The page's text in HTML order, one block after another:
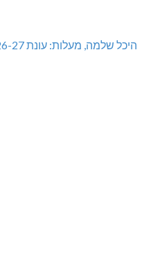
היכל שלמה, מעלות: עונת 26-27